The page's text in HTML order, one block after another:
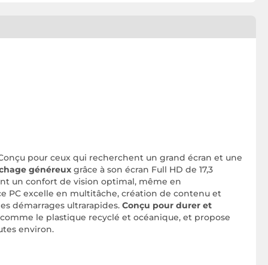
pour ceux qui recherchent un grand écran et une
généreux grâce à son écran Full HD de 17,3
un confort de vision optimal, même en
PC excelle en multitâche, création de contenu et
démarrages ultrarapides. Conçu pour durer et
le plastique recyclé et océanique, et propose
environ.